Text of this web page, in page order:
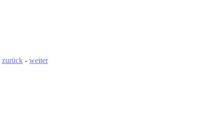
zurück - weiter